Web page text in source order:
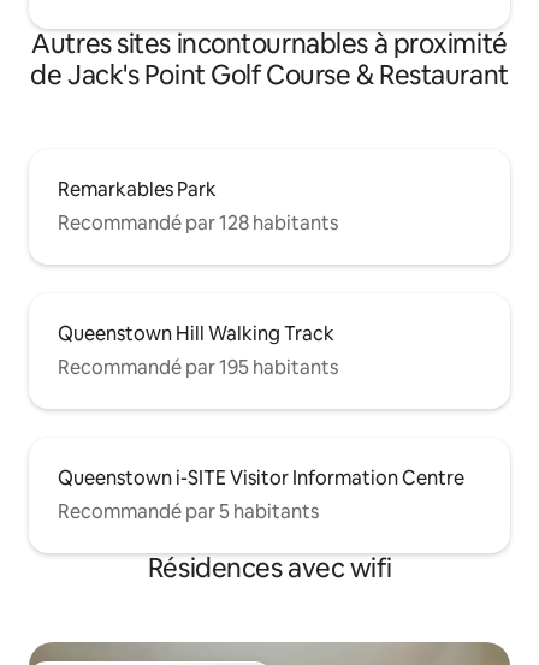
Autres sites incontournables à proximité
de Jack's Point Golf Course & Restaurant
Remarkables Park
Recommandé par 128 habitants
Queenstown Hill Walking Track
Recommandé par 195 habitants
Queenstown i-SITE Visitor Information Centre
Recommandé par 5 habitants
Résidences avec wifi